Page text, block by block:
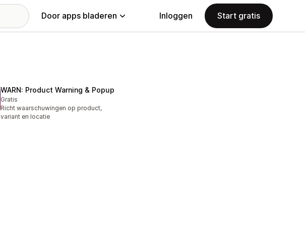
Door apps bladeren Inloggen Start gratis
WARN: Product Warning & Popup
Gratis
Richt waarschuwingen op product,
variant en locatie